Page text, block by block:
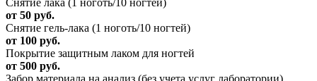
Снятие лака (1 ноготь/10 ногтей)
от 50 руб.
Снятие гель-лака (1 ноготь/10 ногтей)
от 100 руб.
Покрытие защитным лаком для ногтей
от 500 руб.
Забор материала на анализ (без учета услуг лаборатории)